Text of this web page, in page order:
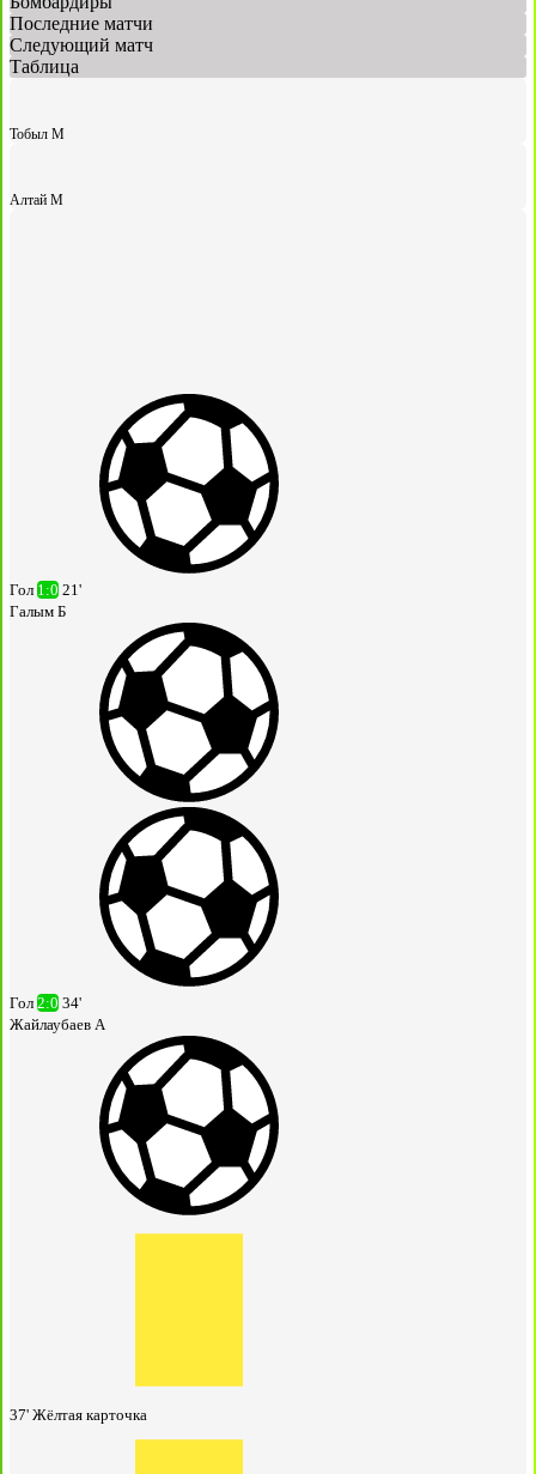
Последние матчи
Следующий матч
Таблица
Тобыл М
Алтай М
Гол 1:0 21'
Галым Б
Гол 2:0 34'
Жайлаубаев А
37' Жёлтая карточка